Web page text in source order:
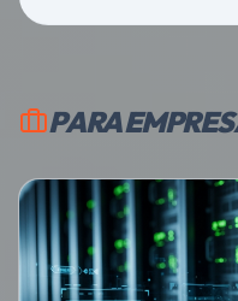
PARA